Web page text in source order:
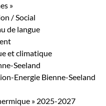
»
/ Social
de langue
et climatique
Seeland
Energie Bienne-Seeland
» 2025-2027